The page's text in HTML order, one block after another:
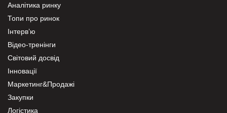
Аналітика ринку
Топи про ринок
Інтерв’ю
Відео-тренінги
Світовий досвід
Інновації
Маркетинг&Продажі
Закупки
Логістика